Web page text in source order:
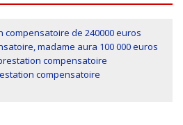
compensatoire de 240000 euros
madame aura 100 000 euros
compensatoire
compensatoire